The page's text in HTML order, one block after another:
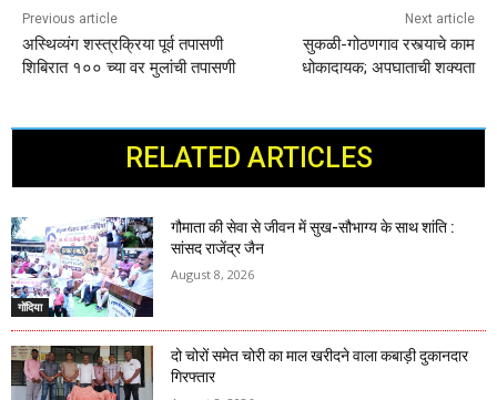
Previous article
अस्थिव्यंग शस्त्रक्रिया पूर्व तपासणी
शिबिरात १०० च्या वर मुलांची तपासणी
Next article
सुकळी-गोठणगाव रस्त्याचे काम
धोकादायक; अपघाताची शक्यता
RELATED ARTICLES
गोंदिया
गौमाता की सेवा से जीवन में सुख-सौभाग्य के साथ शांति :
सांसद राजेंद्र जैन
August 8, 2026
दो चोरों समेत चोरी का माल खरीदने वाला कबाड़ी दुकानदार
गिरफ्तार